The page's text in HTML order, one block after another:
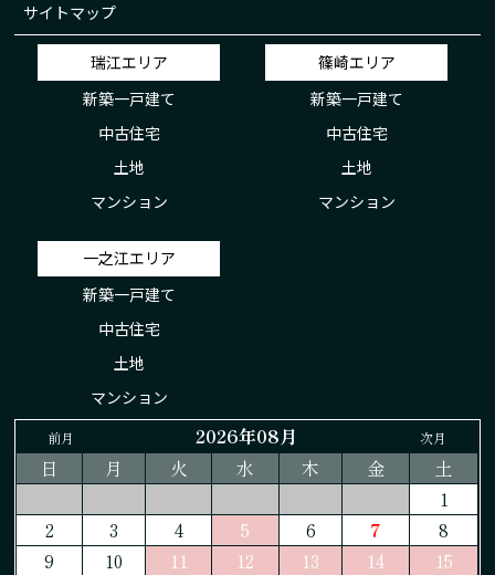
サイトマップ
瑞江エリア
新築一戸建て
中古住宅
土地
マンション
篠崎エリア
新築一戸建て
中古住宅
土地
マンション
一之江エリア
新築一戸建て
中古住宅
土地
マンション
前月 2026年08月 次月
日 月 火 水 木 金
土
1
2
3 4 5 6 7
8
9
10 11 12 13 14 15